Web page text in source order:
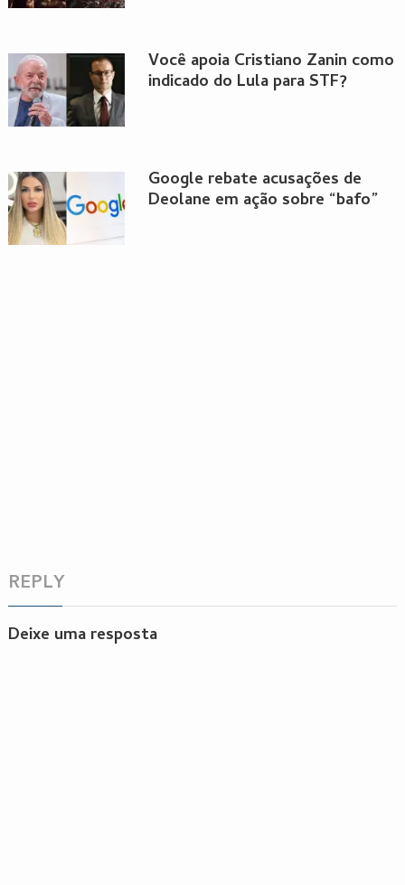
Você apoia Cristiano Zanin como
indicado do Lula para STF?
Google rebate acusações de
Deolane em ação sobre “bafo”
REPLY
Deixe uma resposta